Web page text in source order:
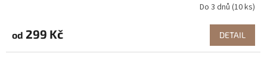
Do 3 dnů (10 ks)
od 299 Kč DETAIL